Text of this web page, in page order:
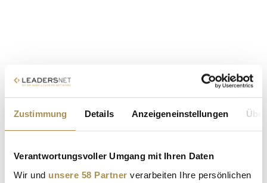
Zustimmung Details Anzeigeneinstellungen
Verantwortungsvoller Umgang mit Ihren Daten
Wir und unsere 58 Partner verarbeiten Ihre persönlichen